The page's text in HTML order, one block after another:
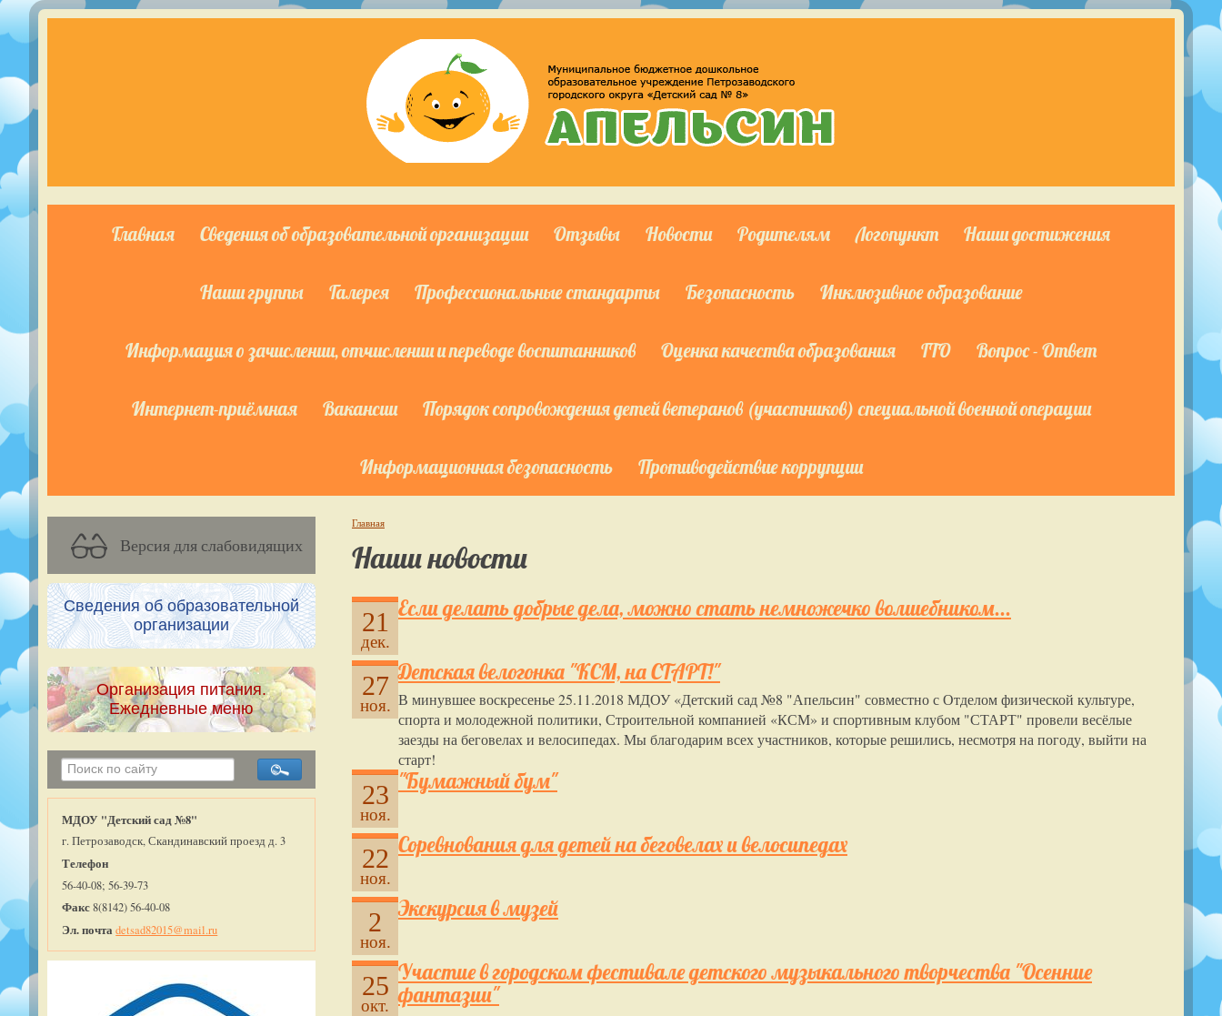
Главная Сведения об образовательной организации Отзывы Новости Родителям Логопункт Наши достижения
Наши группы Галерея Профессиональные стандарты Безопасность Инклюзивное образование
Информация о зачислении, отчислении и переводе воспитанников Оценка качества образования ГТО Вопрос - Ответ
Интернет-приёмная Вакансии Порядок сопровождения детей ветеранов (участников) специальной военной операции
Информационная безопасность Противодействие коррупции
Версия для слабовидящих
Сведения об образовательной
организации
Организация питания.
Ежедневные меню
МДОУ "Детский сад №8"
г. Петрозаводск, Скандинавский проезд д. 3
Телефон
56-40-08; 56-39-73
Факс8(8142) 56-40-08
Эл. почта detsad82015@mail.ru
Главная
Наши новости
21
дек.
Если делать добрые дела, можно стать немножечко волшебником...
27
ноя.
Детская велогонка "КСМ, на СТАРТ!"
В минувшее воскресенье 25.11.2018 МДОУ «Детский сад №8 "Апельсин" совместно с Отделом физической культуре,
спорта и молодежной политики, Строительной компанией «КСМ» и спортивным клубом "СТАРТ" провели весёлые
заезды на беговелах и велосипедах. Мы благодарим всех участников, которые решились, несмотря на погоду, выйти на
старт!
23
ноя.
"Бумажный бум"
22
ноя.
Соревнования для детей на беговелах и велосипедах
2
ноя.
Экскурсия в музей
25
окт.
Участие в городском фестивале детского музыкального творчества "Осенние
фантазии"